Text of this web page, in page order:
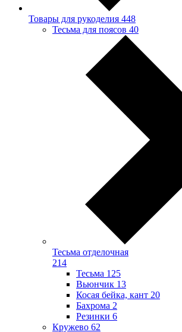
Товары для рукоделия 448
Тесьма для поясов 40
Тесьма отделочная
214
Тесьма 125
Вьюнчик 13
Косая бейка, кант 20
Бахрома 2
Резинки 6
Кружево 62